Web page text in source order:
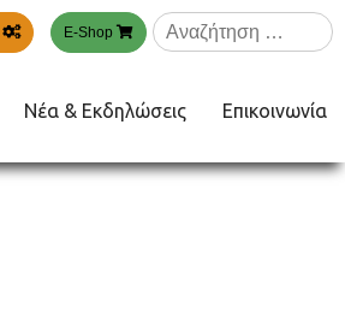
E-Shop
Αναζήτηση
για:
Νέα & Εκδηλώσεις Επικοινωνία